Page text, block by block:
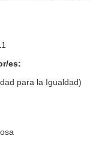
es:
para la Igualdad)